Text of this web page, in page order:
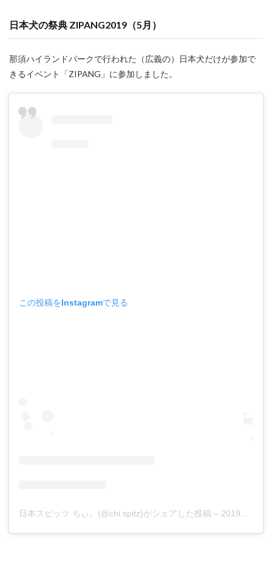
日本犬の祭典 ZIPANG2019 （5月）
那須ハイランドパークで行われた（広義の）日本犬だけが参加で
きるイベント「ZIPANG」に参加しました。
この投稿をInstagramで見る
日本スピッツ ちぃ。(@chi.spitz)がシェアした投稿 – 2019年 5月月27日午前2時46分PDT